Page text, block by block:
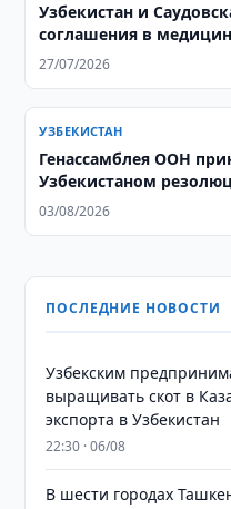
Узбекистан и
соглашения в
27/07/2026
УЗБЕКИСТАН
Генассамблея ООН
Узбекистаном
социальном развитии
03/08/2026
ПОСЛЕДНИЕ НОВОСТИ
Узбекским
выращивать скот в
экспорта в Узбекистан
22:30 · 06/08
В шести городах